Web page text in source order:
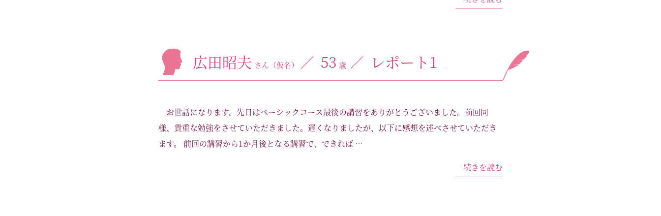
広田昭夫 さん（仮名） 53 歳 レポート1
お世話になります。先日はベーシックコース最後の講習をありがとうございました。前回同
様、貴重な勉強をさせていただきました。遅くなりましたが、以下に感想を述べさせていただき
ます。 前回の講習から1か月後となる講習で、できれば …
続きを読む